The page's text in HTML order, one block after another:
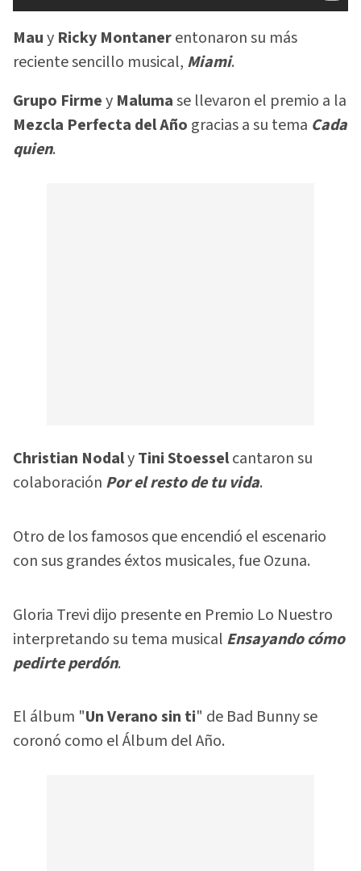
Mauy Ricky Montanerentonaron su más
reciente sencillo musical, Miami.
Grupo Firmey Malumase llevaron el premio a la
Mezcla Perfecta del Año gracias a su tema Cada
quien.
Christian NodalyTini Stoesselcantaron su
colaboración Por el resto de tu vida.
Otro de los famosos que encendió el escenario
con sus grandes éxtos musicales, fue Ozuna.
Gloria Trevi dijo presente en Premio Lo Nuestro
interpretando su tema musical Ensayando cómo
pedirte perdón.
El álbum "Un Verano sin ti" de Bad Bunny se
coronó como el Álbum del Año.